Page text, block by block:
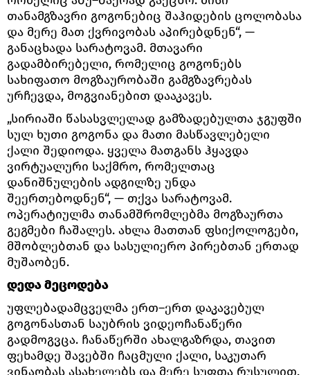
თანამგზავრი გოგონებიც შაჰიდების ცოლობასა
და მერე მათ ქვრივობას აპირებდნენ“, —
განაცხადა სარატოვამ. მთავარი
გადამბირებელი, რომელიც გოგონებს
სახიფათო მოგზაურობაში გამგზავრებას
ურჩევდა, მოგვიანებით დააკავეს.
„სირიაში წასასვლელად გამზადებულთა ჯგუფში
სულ ხუთი გოგონა და მათი მასწავლებელი
ქალი შედიოდა. ყველა მათგანს ჰყავდა
ვირტუალური საქმრო, რომელთაც
დანიშნულების ადგილზე უნდა
შეერთებოდნენ“, — თქვა სარატოვამ.
ოპერატიულმა თანამშრომლებმა მოგზაურთა
გეგმები ჩაშალეს. ახლა მათთან ფსიქოლოგები,
მშობლებთან და სასულიერო პირებთან ერთად
მუშაობენ.
დედა მეცოდება
უფლებადამცველმა ერთ–ერთ დაკავებულ
გოგონასთან საუბრის ვიდეოჩანაწერი
გადმოგვცა. ჩანაწერში ახალგაზრდა, თავით
ფეხამდე შავებში ჩაცმული ქალი, საკუთარ
ვინაობას ასახელებს და მერე სუფთა რუსულით,